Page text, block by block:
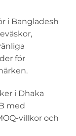
i Bangladesh
för
i Dhaka
med
villkor och